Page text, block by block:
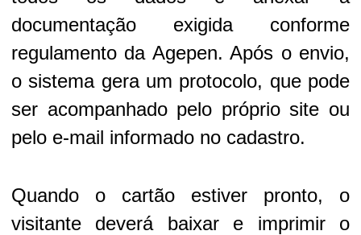
documentação exigida conforme
regulamento da Agepen. Após o envio,
o sistema gera um protocolo, que pode
ser acompanhado pelo próprio site ou
pelo e-mail informado no cadastro.
Quando o cartão estiver pronto, o
visitante deverá baixar e imprimir o